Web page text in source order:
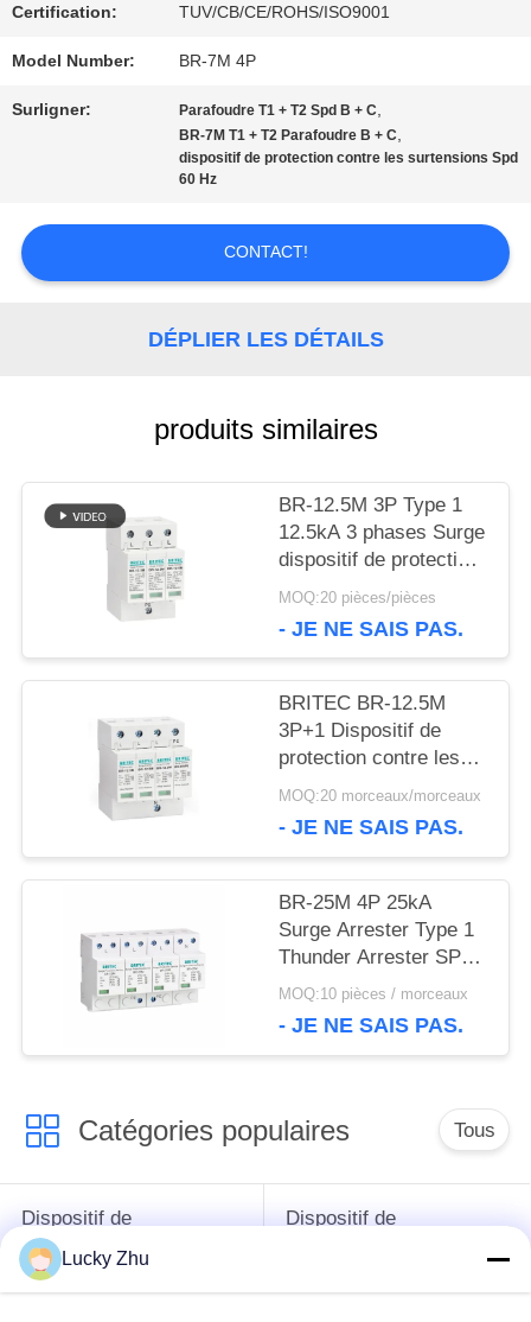
QUALITÉ
CONTACT
TOUS
VR
SHOW
DU
POLITIQUE
DE
CONFIDENTIALITÉ
Certification: TUV/CB/CE/ROHS/ISO9001
Model Number: BR-7M 4P
Surligner: Parafoudre T1 + T2 Spd B + C,
BR-7M T1 + T2 Parafoudre B + C,
dispositif de protection contre les surtensions Spd
60 Hz
CONTACT!
DÉPLIER LES DÉTAILS
produits similaires
BR-12.5M 3P Type 1
12.5kA 3 phases Surge
dispositif de protection
SPD Arrester 12.5ka
industriel
MOQ:20 pièces/pièces
- JE NE SAIS PAS.
BRITEC BR-12.5M
3P+1 Dispositif de
protection contre les
surtensions de courant
12,5 kA avec
enfichable et protection
de classe I+II
MOQ:20 morceaux/morceaux
- JE NE SAIS PAS.
BR-25M 4P 25kA
Surge Arrester Type 1
Thunder Arrester SPD
Classe 1 surge arrêtant
MOQ:10 pièces / morceaux
- JE NE SAIS PAS.
Catégories populaires Tous
Dispositif de
protection de montée
subite
Dispositif de
Lucky Zhu